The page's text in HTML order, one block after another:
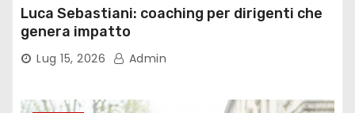
Luca Sebastiani: coaching per dirigenti che
genera impatto
Lug 15, 2026 Admin